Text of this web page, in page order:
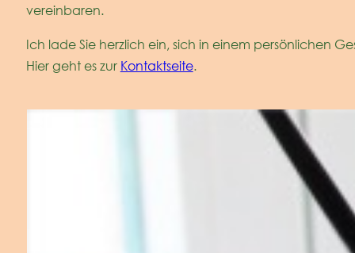
vereinbaren.
Ich lade Sie herzlich ein, sich in einem persönlichen
Hier geht es zur Kontaktseite.